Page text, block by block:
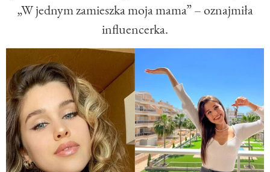
„W jednym zamieszka moja mama” – oznajmiła
influencerka.